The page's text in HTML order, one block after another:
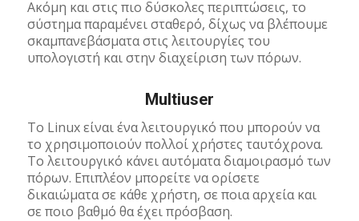
Ακόμη και στις πιο δύσκολες περιπτώσεις, το
σύστημα παραμένει σταθερό, δίχως να βλέπουμε
σκαμπανεβάσματα στις λειτουργίες του
υπολογιστή και στην διαχείριση των πόρων.
Multiuser
To Linux είναι ένα λειτουργικό που μπορούν να
το χρησιμοποιούν πολλοί χρήστες ταυτόχρονα.
Το λειτουργικό κάνει αυτόματα διαμοιρασμό των
πόρων. Επιπλέον μπορείτε να ορίσετε
δικαιώματα σε κάθε χρήστη, σε ποια αρχεία και
σε ποιο βαθμό θα έχει πρόσβαση.